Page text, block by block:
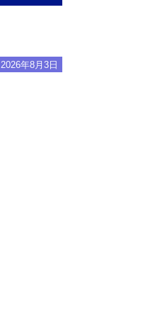
2026年8月3日